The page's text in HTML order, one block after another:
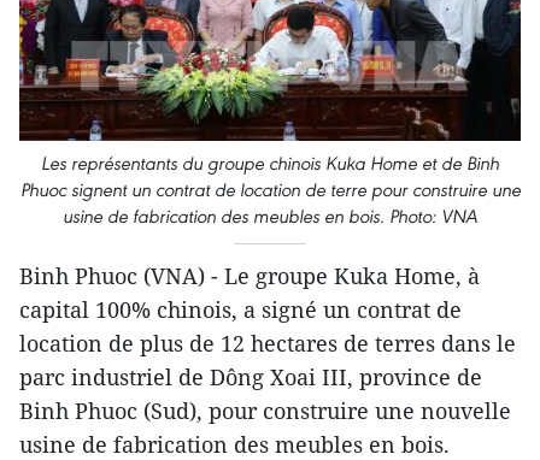
Les représentants du groupe chinois Kuka Home et de Binh
Phuoc signent un contrat de location de terre pour construire une
usine de fabrication des meubles en bois. Photo: VNA
Binh Phuoc (VNA) - Le groupe Kuka Home, à
capital 100% chinois, a signé un contrat de
location de plus de 12 hectares de terres dans le
parc industriel de Dông Xoai III, province de
Binh Phuoc (Sud), pour construire une nouvelle
usine de fabrication des meubles en bois.